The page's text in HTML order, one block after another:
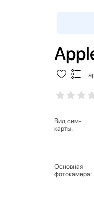
Вид сим-
карты:
Основная
фотокамера: